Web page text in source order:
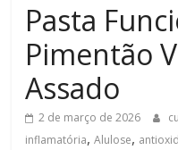
Pasta
Pimentão
Assado
2 de março de 2026
inflamatória,Alulose,